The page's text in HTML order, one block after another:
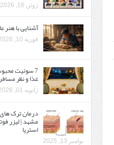
ژوئن 16, 2026
آشنایی با هنر
فوریه 10, 2026
7 سوئیت
غذا و نظر
ژانویه 01, 2026
درمان ترک
مشهد | لیزر
استریا
نوامبر 13, 2025